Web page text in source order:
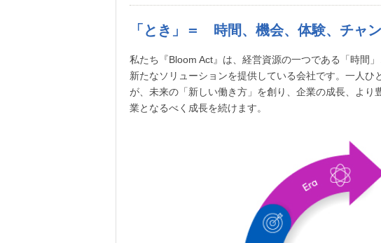
「とき」＝ 時間、機会、体験、チャ
私たち『Bloom Act』は、経営資源の一つである「時間
新たなソリューションを提供している会社です。一人ひ
が、未来の「新しい働き方」を創り、企業の成長、より
業となるべく成長を続けます。